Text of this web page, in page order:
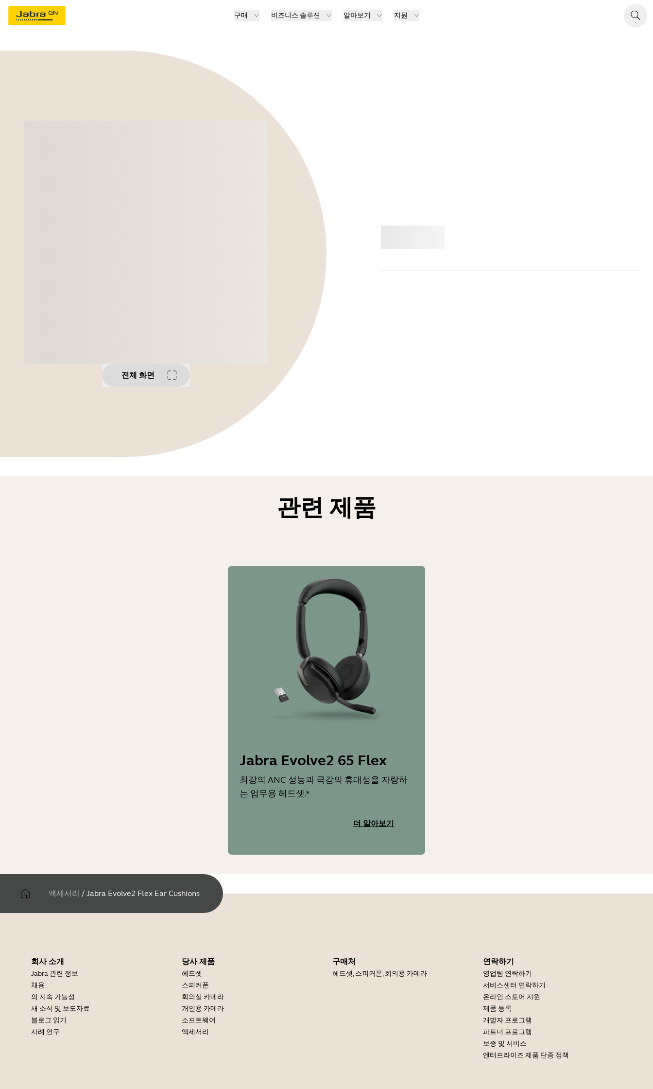
구매 비즈니스 솔루션 알아보기 지원
전체 화면
관련 제품
Jabra Evolve2 65 Flex
최강의 ANC 성능과 극강의 휴대성을 자랑하
는 업무용 헤드셋.*
더 알아보기
액세서리 / Jabra Evolve2 Flex Ear Cushions
회사 소개
Jabra 관련 정보
채용
의 지속 가능성
새 소식 및 보도자료
블로그 읽기
사례 연구
당사 제품
헤드셋
스피커폰
회의실 카메라
개인용 카메라
소프트웨어
액세서리
구매처
헤드셋, 스피커폰, 회의용 카메라
연락하기
영업팀 연락하기
서비스센터 연락하기
온라인 스토어 지원
제품 등록
개발자 프로그램
파트너 프로그램
보증 및 서비스
엔터프라이즈 제품 단종 정책